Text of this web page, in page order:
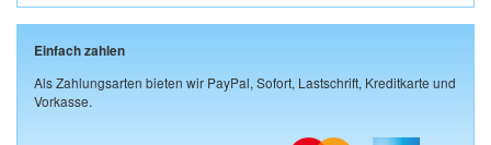
Einfach zahlen
Als Zahlungsarten bieten wir PayPal, Sofort, Lastschrift, Kreditkarte und
Vorkasse.